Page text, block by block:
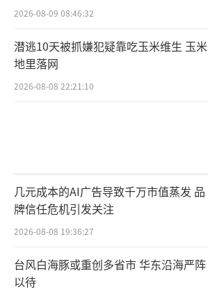
2026-08-09 08:46:32
潜逃10天被抓嫌犯疑靠吃玉米维生 玉米
地里落网
2026-08-08 22:21:10
几元成本的AI广告导致千万市值蒸发 品
牌信任危机引发关注
2026-08-08 19:36:27
台风白海豚或重创多省市 华东沿海严阵
以待